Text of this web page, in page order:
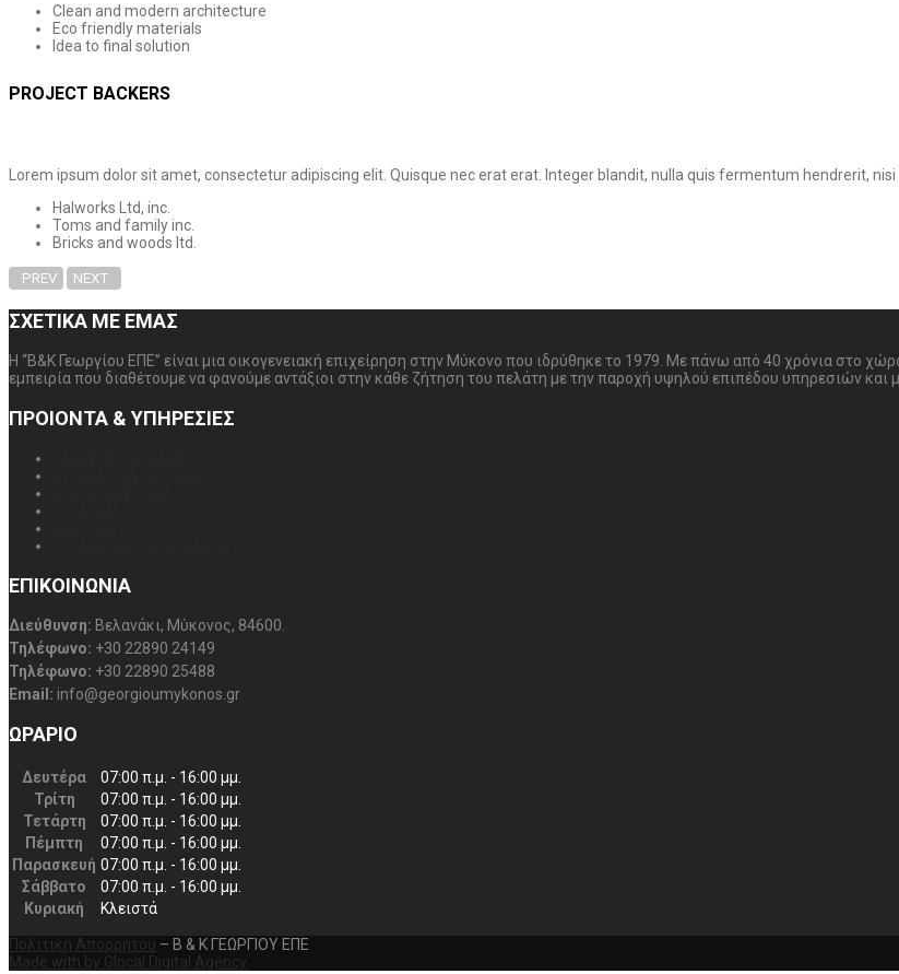
Clean and modern architecture
Eco friendly materials
Idea to final solution
PROJECT BACKERS
Lorem ipsum dolor sit amet, consectetur adipiscing elit. Quisque nec erat erat. Integer blandit, nulla quis fermentum hendrerit,
Halworks Ltd, inc.
Toms and family inc.
Bricks and woods ltd.
PREV NEXT
ΣΧΕΤΙΚΑ ΜΕ ΕΜΑΣ
Η “Β&Κ Γεωργίου ΕΠΕ” είναι μια οικογενειακή επιχείρηση στην Μύκονο που ιδρύθηκε το 1979. Με πάνω από 40 χρόνια στο
εμπειρία που διαθέτουμε να φανούμε αντάξιοι στην κάθε ζήτηση του πελάτη με την παροχή υψηλού επιπέδου υπηρεσιών και
ΠΡΟΙΟΝΤΑ & ΥΠΗΡΕΣΙΕΣ
ΕΠΙΚΟΙΝΩΝΙΑ
Διεύθυνση: Βελανάκι, Μύκονος, 84600.
Τηλέφωνο: +30 22890 24149
Τηλέφωνο: +30 22890 25488
Email: info@georgioumykonos.gr
ΩΡΑΡΙΟ
Δευτέρα
07:00 π.μ. - 16:00 μμ.
Τρίτη
07:00 π.μ. - 16:00 μμ.
Τετάρτη
07:00 π.μ. - 16:00 μμ.
Πέμπτη
07:00 π.μ. - 16:00 μμ.
Παρασκευή 07:00 π.μ. - 16:00 μμ.
Σάββατο
07:00 π.μ. - 16:00 μμ.
Κυριακή
Κλειστά
Πολιτική Απορρήτου – Β & Κ ΓΕΩΡΓΙΟΥ ΕΠΕ
Made with by Glocal Digital Agency